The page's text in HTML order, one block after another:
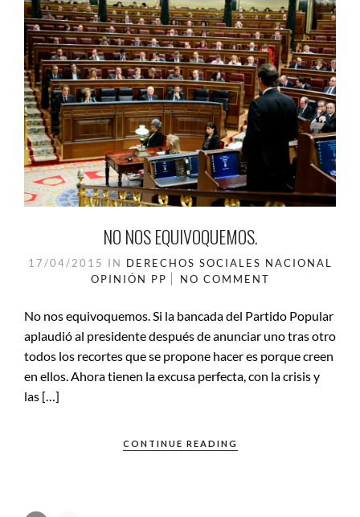
NO NOS EQUIVOQUEMOS.
17/04/2015 IN DERECHOS SOCIALES NACIONAL
OPINIÓN PP NO COMMENT
No nos equivoquemos. Si la bancada del Partido Popular
aplaudió al presidente después de anunciar uno tras otro
todos los recortes que se propone hacer es porque creen
en ellos. Ahora tienen la excusa perfecta, con la crisis y
las […]
CONTINUE READING